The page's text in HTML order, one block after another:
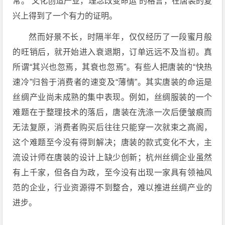
兴上得到了一个有力的证明。
然而好景不长，时隔半年，仅仅经历了一段蜜月般
的旺销后，就开始进入衰退期，订单远远不及当初。真
所谓“其兴也忽焉，其衰也忽焉”。有些人把唐装的“快热
速冷”归咎于消费者的速变及“薄情”。其实唐装的命运是
丝绸产业尚未成熟的集中表现。例如，丝绸服装的一个
难题在于整理技术的落后，唐装在洗涤一次后便皱痕而
无法复原，消费者购买后往往只能穿一次就束之高阁，
这个难题至今没有得到解决；唐装的款式变化不大，主
流设计师在唐装的设计上缺少创新；杭州丝绸企业虽然
有上千家，但各自为政，至今没有出现一家具有领袖风
范的企业，行业资源得不到整合，难以推进丝绸产业的
进步。